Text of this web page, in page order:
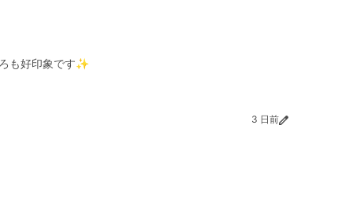
も好印象です✨
3 日前